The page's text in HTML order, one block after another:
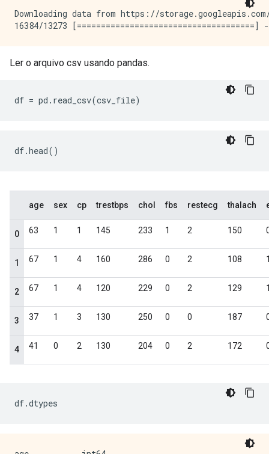
Downloading data from https://
Ler o arquivo csv usando pandas.
df = pd . read_csv(csv_file)
df.head()
df.dtypes